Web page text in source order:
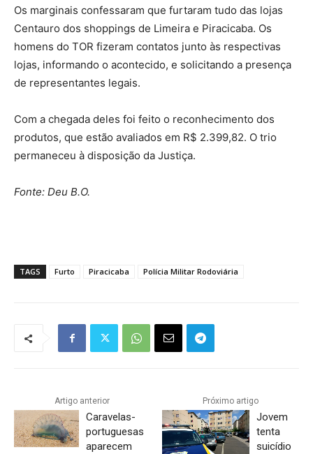
Os marginais confessaram que furtaram tudo das lojas
Centauro dos shoppings de Limeira e Piracicaba. Os
homens do TOR fizeram contatos junto às respectivas
lojas, informando o acontecido, e solicitando a presença
de representantes legais.
Com a chegada deles foi feito o reconhecimento dos
produtos, que estão avaliados em R$ 2.399,82. O trio
permaneceu à disposição da Justiça.
Fonte: Deu B.O.
TAGS Furto Piracicaba Polícia Militar Rodoviária
Artigo anterior
Caravelas-
portuguesas
aparecem
Próximo artigo
Jovem
tenta
suicídio